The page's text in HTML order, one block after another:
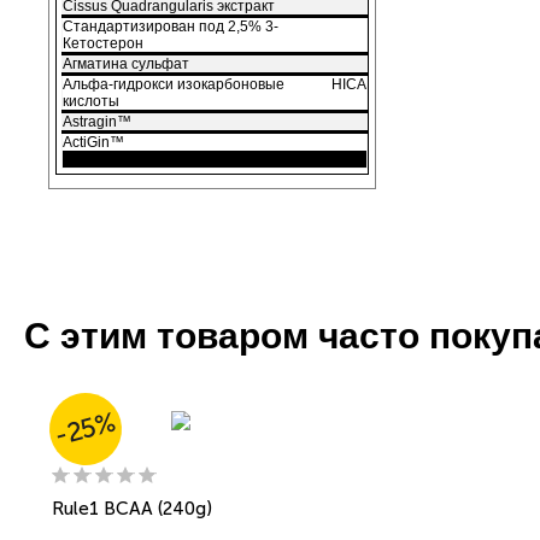
Cissus Quadrangularis экстракт
Стандартизирован под 2,5% 3-
Кетостерон
Агматина сульфат
Альфа-гидрокси изокарбоновые
кислоты
HICA
Astragin™
ActiGin™
С этим товаром часто
Rule1 BCAA (240g)
-25%